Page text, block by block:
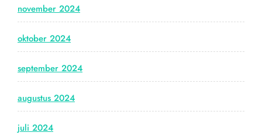
november 2024
oktober 2024
september 2024
augustus 2024
juli 2024